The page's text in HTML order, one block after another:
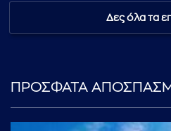
Δες όλα τα
ΠΡΟΣΦΑΤΑ